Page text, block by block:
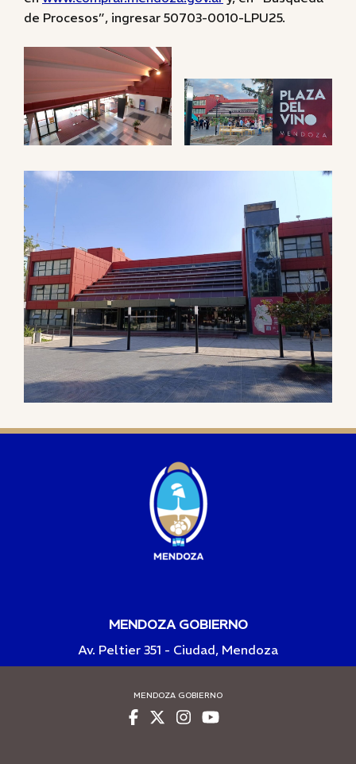
de Procesos”, ingresar 50703-0010-LPU25.
MENDOZA GOBIERNO
Av. Peltier 351 - Ciudad, Mendoza
MENDOZA GOBIERNO